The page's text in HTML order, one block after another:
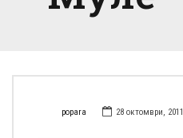
popara 28 октомври, 2011